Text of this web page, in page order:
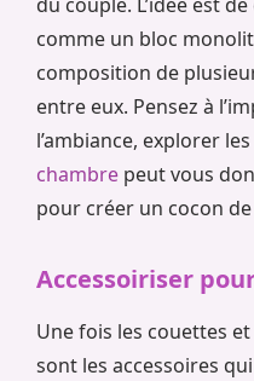
du couple. L’idée est
comme un bloc
composition de
entre eux. Pensez à
l’ambiance, explorer les
chambre peut vous
pour créer un cocon
Accessoiriser
Une fois les couettes
sont les accessoires